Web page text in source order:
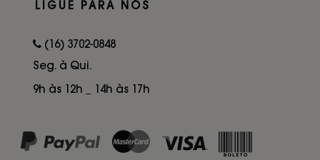
LIGUE PARA NÓS
(16) 3702-0848
Seg. à Qui.
9h às 12h _ 14h às 17h